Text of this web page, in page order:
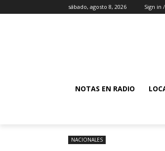
sábado, agosto 8, 2026 Sign in
NOTAS EN RADIO
NACIONALES